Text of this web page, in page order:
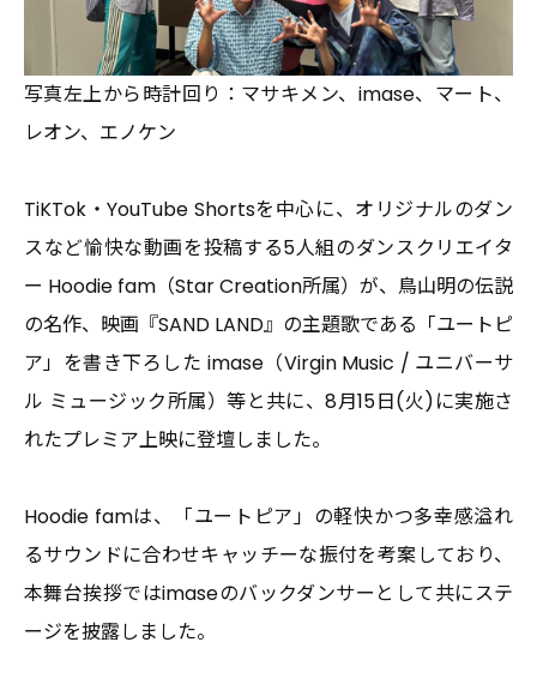
圧ねぇがBS10×17LIVEコラボ企画『Bリーグ全力応
援！バスケ魂』に特別出演決定！
INFORMATION 2026.02.05
新たな才能を発掘し、次世代のスタークリエイター
を育成するプロジェクト「Star Creation Next」
写真左上から時計回り：マサキメン、imase、マート、
レオン、エノケン
TiKTok・YouTube Shortsを中心に、オリジナルのダン
スなど愉快な動画を投稿する5人組のダンスクリエイタ
ー Hoodie fam（Star Creation所属）が、鳥山明の伝説
の名作、映画『SAND LAND』の主題歌である「ユートピ
ア」を書き下ろした imase（Virgin Music / ユニバーサ
ル ミュージック所属）等と共に、8月15日(火)に実施さ
れたプレミア上映に登壇しました。
Hoodie famは、「ユートピア」の軽快かつ多幸感溢れ
るサウンドに合わせキャッチーな振付を考案しており、
本舞台挨拶ではimaseのバックダンサーとして共にステ
ージを披露しました。